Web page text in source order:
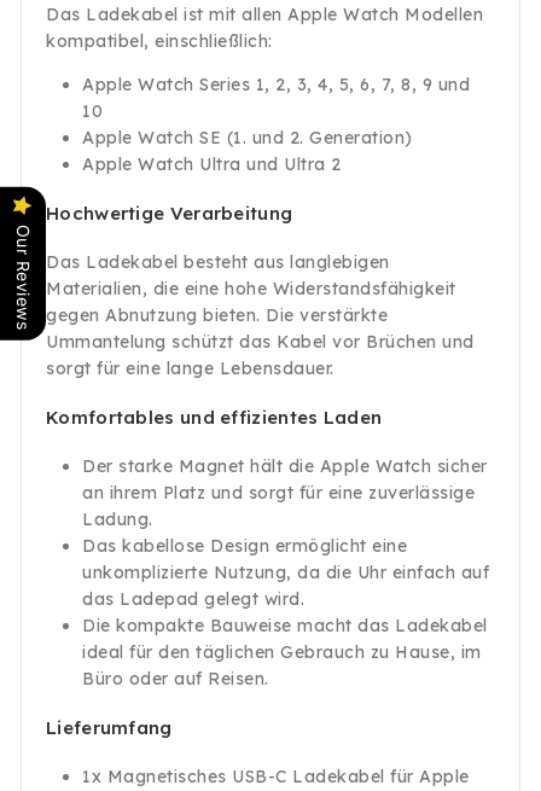
Das Ladekabel ist mit allen Apple Watch Modellen
kompatibel, einschließlich:
Apple Watch Series 1, 2, 3, 4, 5, 6, 7, 8, 9 und
10
Apple Watch SE (1. und 2. Generation)
Apple Watch Ultra und Ultra 2
Hochwertige Verarbeitung
Das Ladekabel besteht aus langlebigen
Materialien, die eine hohe Widerstandsfähigkeit
gegen Abnutzung bieten. Die verstärkte
Ummantelung schützt das Kabel vor Brüchen und
sorgt für eine lange Lebensdauer.
Komfortables und effizientes Laden
Der starke Magnet hält die Apple Watch sicher
an ihrem Platz und sorgt für eine zuverlässige
Ladung.
Das kabellose Design ermöglicht eine
unkomplizierte Nutzung, da die Uhr einfach auf
das Ladepad gelegt wird.
Die kompakte Bauweise macht das Ladekabel
ideal für den täglichen Gebrauch zu Hause, im
Büro oder auf Reisen.
Lieferumfang
1x Magnetisches USB-C Ladekabel für Apple
Our Reviews